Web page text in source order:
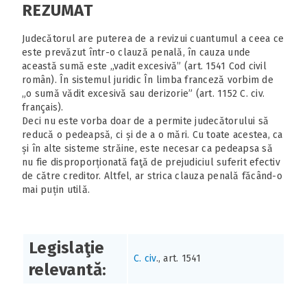
REZUMAT
Judecătorul are puterea de a revizui cuantumul a ceea ce
este prevăzut într-o clauză penală, în cauza unde
această sumă este „vadit excesivă” (art. 1541 Cod civil
român). În sistemul juridic În limba franceză vorbim de
„o sumă vădit excesivă sau derizorie” (art. 1152 C. civ.
français).
Deci nu este vorba doar de a permite judecătorului să
reducă o pedeapsă, ci și de a o mări. Cu toate acestea, ca
și în alte sisteme străine, este necesar ca pedeapsa să
nu fie disproporționată faţă de prejudiciul suferit efectiv
de către creditor. Altfel, ar strica clauza penală făcând-o
mai puțin utilă.
Legislaţie
relevantă:
C. civ., art. 1541